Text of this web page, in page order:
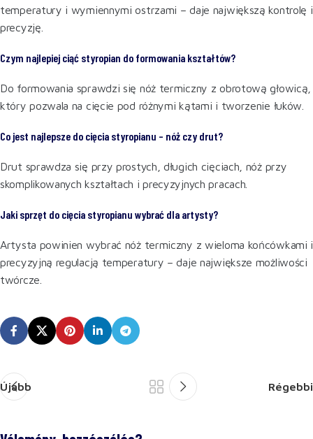
temperatury i wymiennymi ostrzami – daje największą kontrolę i
precyzję.
Czym najlepiej ciąć styropian do formowania kształtów?
Do formowania sprawdzi się nóż termiczny z obrotową głowicą,
który pozwala na cięcie pod różnymi kątami i tworzenie łuków.
Co jest najlepsze do cięcia styropianu – nóż czy drut?
Drut sprawdza się przy prostych, długich cięciach, nóż przy
skomplikowanych kształtach i precyzyjnych pracach.
Jaki sprzęt do cięcia styropianu wybrać dla artysty?
Artysta powinien wybrać nóż termiczny z wieloma końcówkami i
precyzyjną regulacją temperatury – daje największe możliwości
twórcze.
Újabb Régebbi